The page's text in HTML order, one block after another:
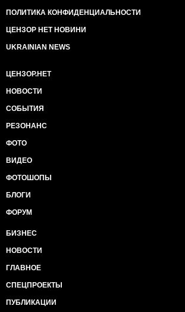
ПОЛИТИКА КОНФИДЕНЦИАЛЬНОСТИ
ЦЕНЗОР НЕТ НОВИНИ
UKRAINIAN NEWS
ЦЕНЗОР.НЕТ
НОВОСТИ
СОБЫТИЯ
РЕЗОНАНС
ФОТО
ВИДЕО
ФОТОШОПЫ
БЛОГИ
ФОРУМ
БИЗНЕС
НОВОСТИ
ГЛАВНОЕ
СПЕЦПРОЕКТЫ
ПУБЛИКАЦИИ